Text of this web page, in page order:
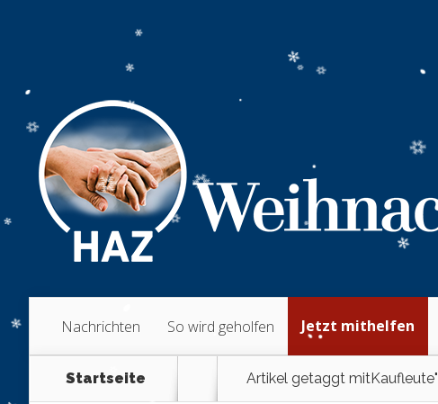
Nachrichten So wird geholfen Jetzt mithelfen
Startseite Artikel getaggt mitKaufleute"